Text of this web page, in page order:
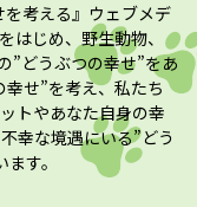
考える』ウェブメデ
はじめ、野生動物、
”どうぶつの幸せ”をあ
幸せ”を考え、私たち
トやあなた自身の幸
幸な境遇にいる”どう
す。